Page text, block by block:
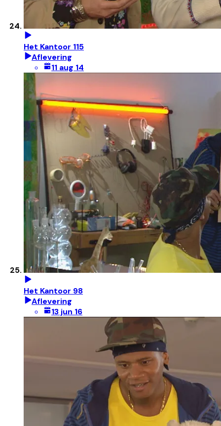
Het Kantoor 115
Aflevering
11 aug 14
Het Kantoor 98
Aflevering
13 jun 16